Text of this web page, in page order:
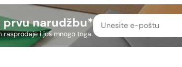
prvu narudžbu*
rasprodaje i još mnogo toga.